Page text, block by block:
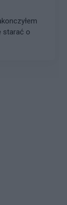
starać o